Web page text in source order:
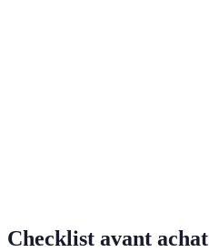
Checklist avant achat